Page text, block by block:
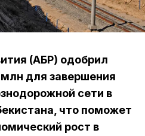
(АБР) одобрил
для завершения
сети в
что поможет
рост в